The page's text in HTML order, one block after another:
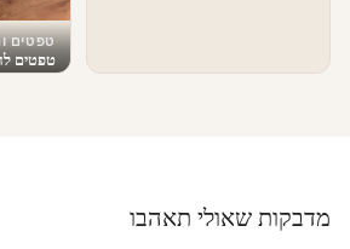
טפטים
טפטים
מדבקות שאולי תאהבו